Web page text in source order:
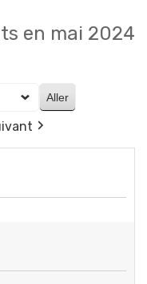
en mai 2024